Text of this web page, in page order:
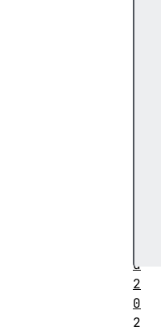
d
2
0
2